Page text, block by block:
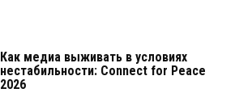
Как медиа выживать в условиях
нестабильности: Connect for Peace
2026